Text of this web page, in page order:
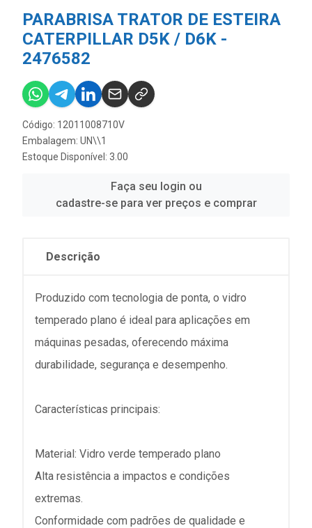
PARABRISA TRATOR DE ESTEIRA
CATERPILLAR D5K / D6K -
2476582
Código: 12011008710V
Embalagem: UN\\1
Estoque Disponível: 3.00
Faça seu login ou
cadastre-se para ver preços e comprar
Descrição
Produzido com tecnologia de ponta, o vidro
temperado plano é ideal para aplicações em
máquinas pesadas, oferecendo máxima
durabilidade, segurança e desempenho.
Características principais:
Material: Vidro verde temperado plano
Alta resistência a impactos e condições
extremas.
Conformidade com padrões de qualidade e